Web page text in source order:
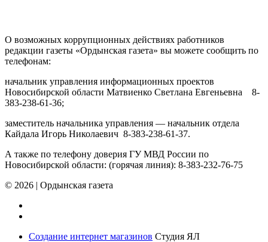
О возможных коррупционных действиях работников
редакции газеты «Ордынская газета» вы можете сообщить по
телефонам:
начальник управления информационных проектов
Новосибирской области Матвиенко Светлана Евгеньевна 8-
383-238-61-36;
заместитель начальника управления — начальник отдела
Кайдала Игорь Николаевич 8-383-238-61-37.
А также по телефону доверия ГУ МВД России по
Новосибирской области: (горячая линия): 8-383-232-76-75
© 2026 | Ордынская газета
Создание интернет магазинов Студия ЯЛ